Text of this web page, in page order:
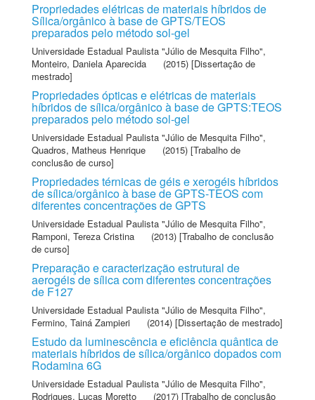
Propriedades elétricas de materiais híbridos de
Sílica/orgânico à base de GPTS/TEOS
preparados pelo método sol-gel
Universidade Estadual Paulista "Júlio de Mesquita Filho",
Monteiro, Daniela Aparecida
(2015) [Dissertação de
mestrado]
Propriedades ópticas e elétricas de materiais
híbridos de sílica/orgânico à base de GPTS:TEOS
preparados pelo método sol-gel
Universidade Estadual Paulista "Júlio de Mesquita Filho",
Quadros, Matheus Henrique
(2015) [Trabalho de
conclusão de curso]
Propriedades térnicas de géis e xerogéis híbridos
de sílica/orgânico à base de GPTS-TEOS com
diferentes concentrações de GPTS
Universidade Estadual Paulista "Júlio de Mesquita Filho",
Ramponi, Tereza Cristina
(2013) [Trabalho de conclusão
de curso]
Preparação e caracterização estrutural de
aerogéis de sílica com diferentes concentrações
de F127
Universidade Estadual Paulista "Júlio de Mesquita Filho",
Fermino, Tainá Zampieri
(2014) [Dissertação de mestrado]
Estudo da luminescência e eficiência quântica de
materiais híbridos de sílica/orgânico dopados com
Rodamina 6G
Universidade Estadual Paulista "Júlio de Mesquita Filho",
Rodrigues, Lucas Moretto
(2017) [Trabalho de conclusão